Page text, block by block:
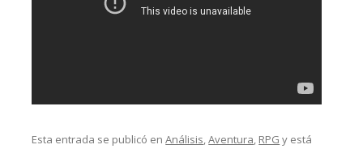
Esta entrada se publicó enAnálisis,Aventura, RPG y está